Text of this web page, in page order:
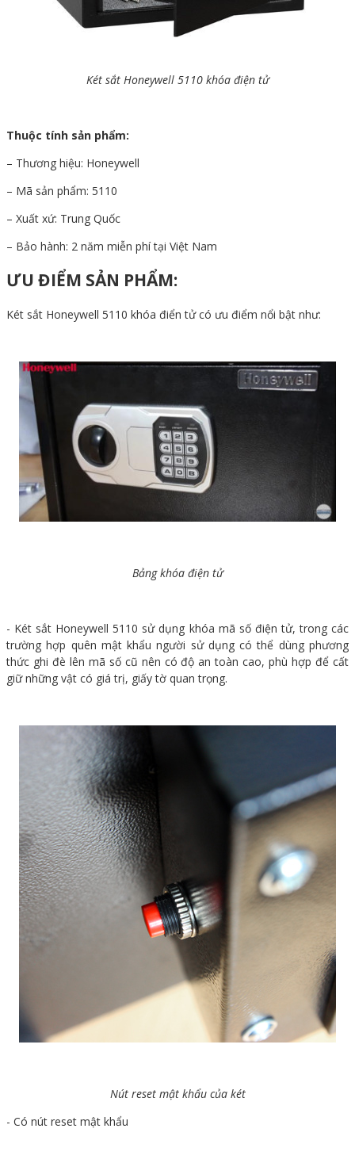
Két sắt Honeywell 5110 khóa điện tử
Thuộc tính sản phẩm:
– Thương hiệu: Honeywell
– Mã sản phẩm: 5110
– Xuất xứ: Trung Quốc
– Bảo hành: 2 năm miễn phí tại Việt Nam
ƯU ĐIỂM SẢN PHẨM:
Két sắt Honeywell 5110 khóa điển tử có ưu điểm nổi bật như:
Bảng khóa điện tử
- Két sắt Honeywell 5110 sử dụng khóa mã số điện tử, trong các
trường hợp quên mật khẩu người sử dụng có thể dùng phương
thức ghi đè lên mã số cũ nên có độ an toàn cao, phù hợp để cất
giữ những vật có giá trị, giấy tờ quan trọng.
Nút reset mật khẩu của két
- Có nút reset mật khẩu